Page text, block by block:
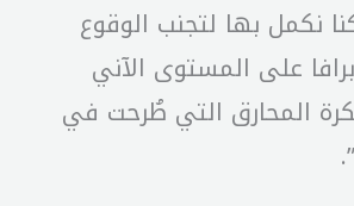
نكمل بها لتجنب الوقوع
على المستوى الآني
المحارق التي طُرحت في